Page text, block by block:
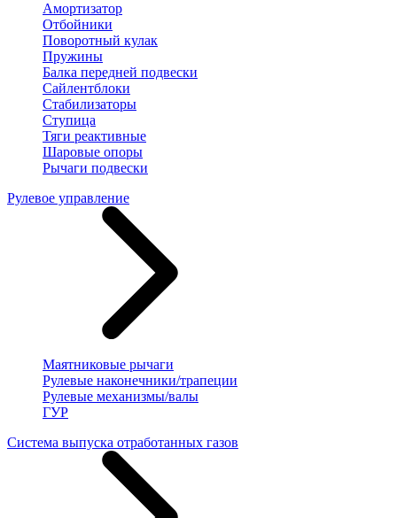
Амортизатор
Отбойники
Поворотный кулак
Пружины
Балка передней подвески
Сайлентблоки
Стабилизаторы
Ступица
Тяги реактивные
Шаровые опоры
Рычаги подвески
Рулевое управление
Маятниковые рычаги
Рулевые наконечники/трапеции
Рулевые механизмы/валы
ГУР
Система выпуска отработанных газов